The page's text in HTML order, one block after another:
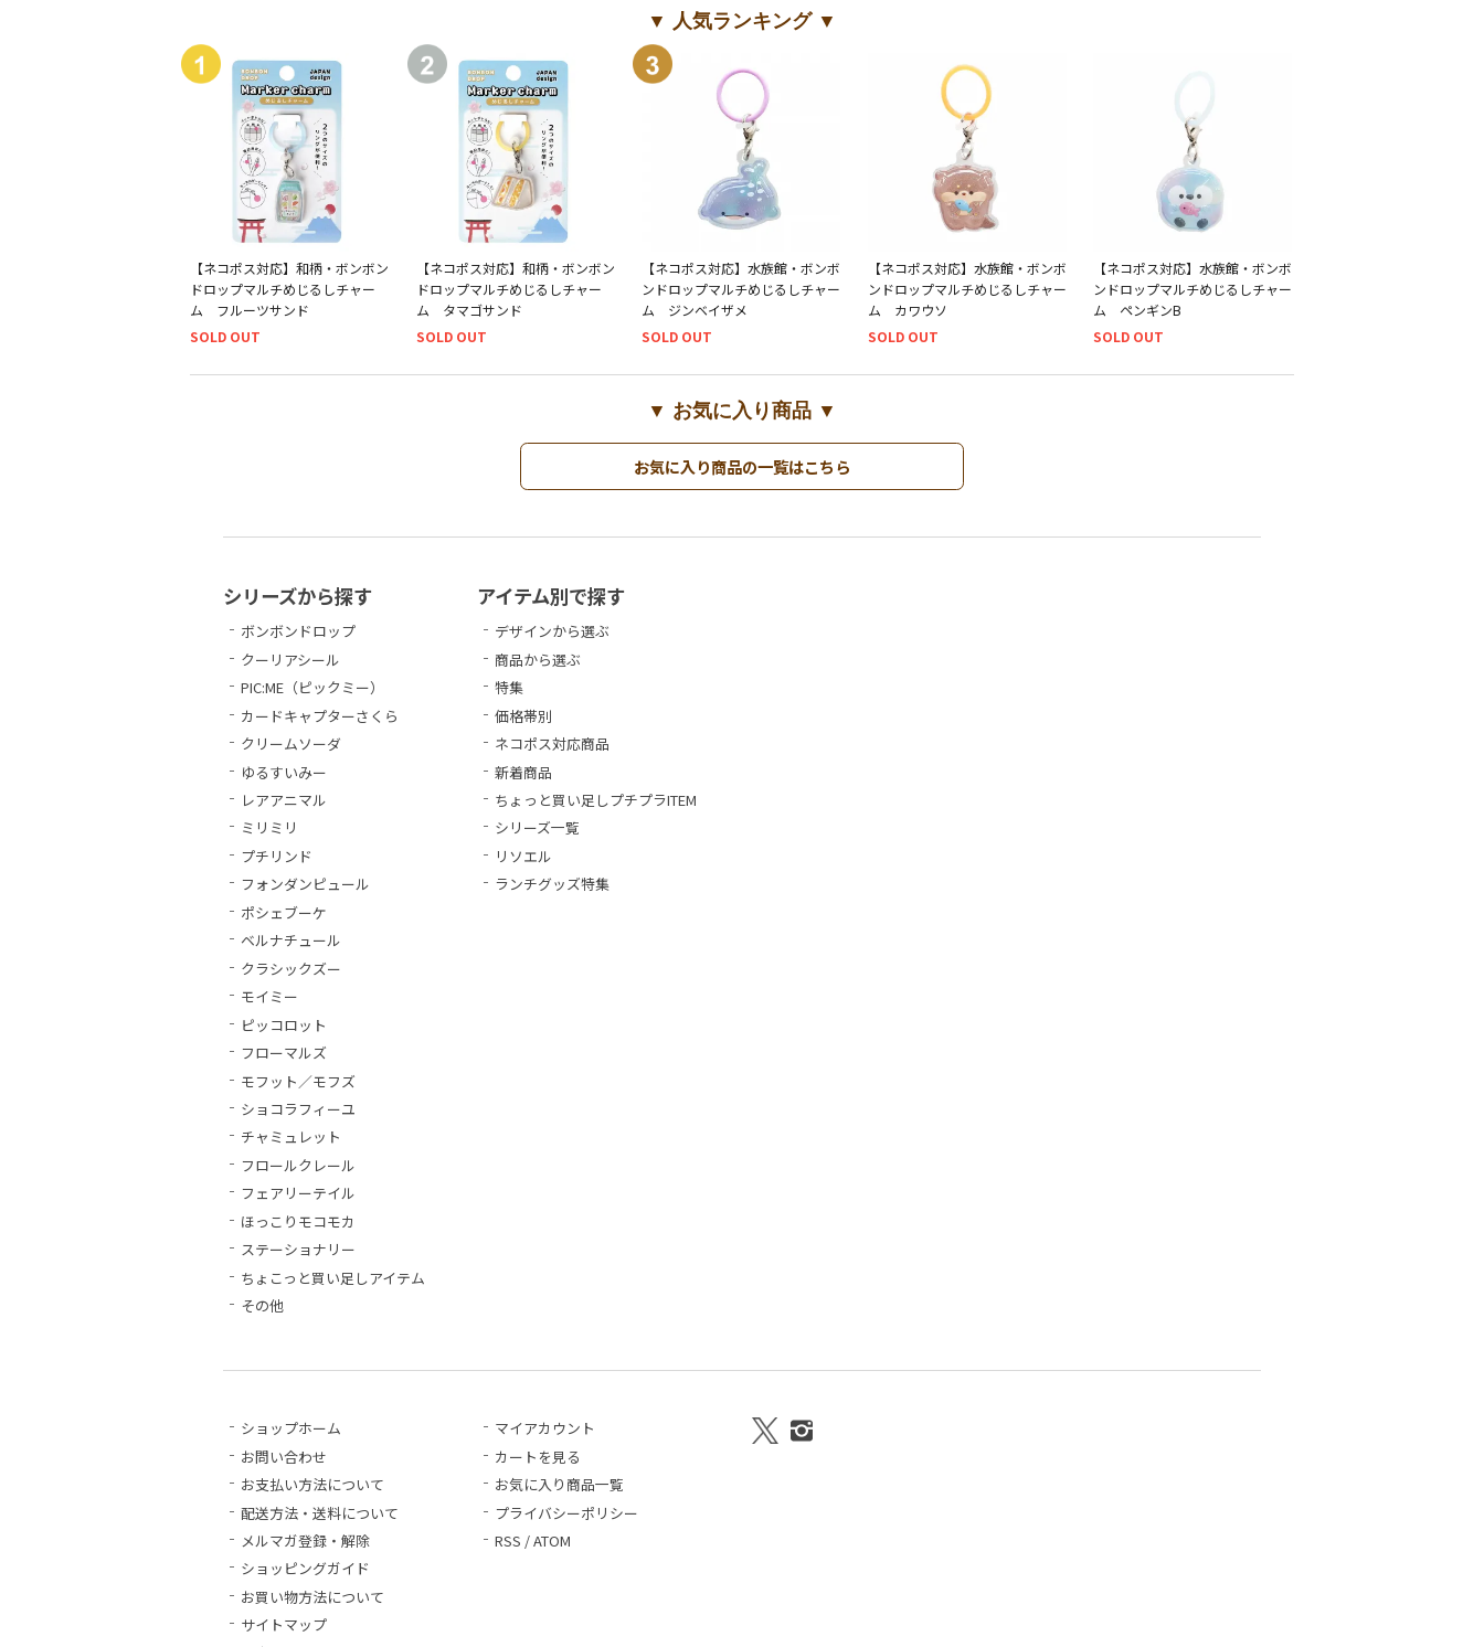
▼ 人気ランキング ▼
【ネコポス対応】和柄・ボンボン
ドロップマルチめじるしチャー
ム フルーツサンド
SOLD OUT
【ネコポス対応】和柄・ボンボン
ドロップマルチめじるしチャー
ム タマゴサンド
SOLD OUT
【ネコポス対応】水族館・ボンボ
ンドロップマルチめじるしチャー
ム ジンベイザメ
SOLD OUT
【ネコポス対応】水族館・ボンボ
ンドロップマルチめじるしチャー
ム カワウソ
SOLD OUT
【ネコポス対応】水族館・ボンボ
ンドロップマルチめじるしチャー
ム ペンギンB
SOLD OUT
▼ お気に入り商品 ▼
お気に入り商品の一覧はこちら
シリーズから探す
ボンボンドロップ
クーリアシール
PIC:ME（ピックミー）
カードキャプターさくら
クリームソーダ
ゆるすいみー
レアアニマル
ミリミリ
プチリンド
フォンダンピュール
ポシェブーケ
ベルナチュール
クラシックズー
モイミー
ピッコロット
フローマルズ
モフット／モフズ
ショコラフィーユ
チャミュレット
フロールクレール
フェアリーテイル
ほっこりモコモカ
ステーショナリー
ちょこっと買い足しアイテム
その他
アイテム別で探す
デザインから選ぶ
商品から選ぶ
特集
価格帯別
ネコポス対応商品
新着商品
ちょっと買い足しプチプラITEM
シリーズ一覧
リソエル
ランチグッズ特集
ショップホーム
お問い合わせ
お支払い方法について
配送方法・送料について
メルマガ登録・解除
ショッピングガイド
お買い物方法について
サイトマップ
マイアカウント
カートを見る
お気に入り商品一覧
プライバシーポリシー
RSS /ATOM